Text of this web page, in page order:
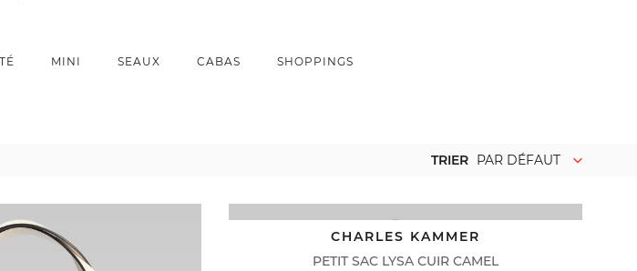
MINI SEAUX CABAS SHOPPINGS
TRIER PAR DÉFAUT
PETIT SAC LYSA CUIR CAMEL
CHARLES KAMMER